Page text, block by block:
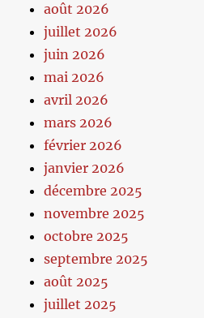
août 2026
juillet 2026
juin 2026
mai 2026
avril 2026
mars 2026
février 2026
janvier 2026
décembre 2025
novembre 2025
octobre 2025
septembre 2025
août 2025
juillet 2025